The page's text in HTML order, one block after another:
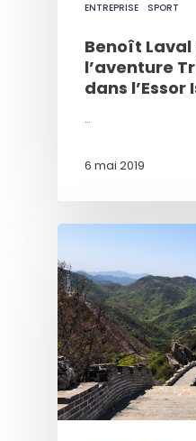
ENTREPRISE SPORT
Benoît
l’aventure
dans l’Essor
…
6 mai 2019